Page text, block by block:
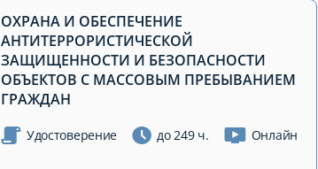
ОХРАНА И ОБЕСПЕЧЕНИЕ
АНТИТЕРРОРИСТИЧЕСКОЙ
ЗАЩИЩЕННОСТИ И БЕЗОПАСНОСТИ
ОБЪЕКТОВ С МАССОВЫМ ПРЕБЫВАНИЕМ
ГРАЖДАН
Удостоверение до 249 ч. Онлайн